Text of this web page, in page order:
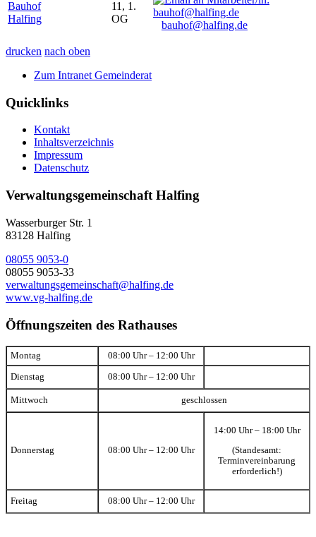
Bauhof
Halfing
11, 1.
OG
bauhof@halfing.de
drucken nach oben
Zum Intranet Gemeinderat
Quicklinks
Kontakt
Inhaltsverzeichnis
Impressum
Datenschutz
Verwaltungsgemeinschaft Halfing
Wasserburger Str. 1
83128 Halfing
08055 9053-0
08055 9053-33
verwaltungsgemeinschaft@halfing.de
www.vg-halfing.de
Öffnungszeiten des Rathauses
Montag 08:00 Uhr – 12:00 Uhr
Dienstag 08:00 Uhr – 12:00 Uhr
Mittwoch geschlossen
Donnerstag 08:00 Uhr – 12:00 Uhr
14:00 Uhr – 18:00 Uhr
(Standesamt:
Terminvereinbarung
erforderlich!)
Freitag 08:00 Uhr – 12:00 Uhr